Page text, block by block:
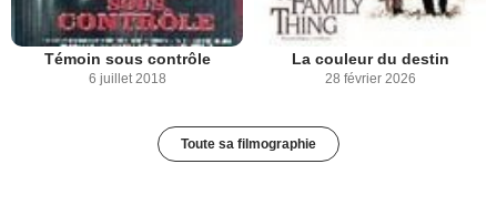
Témoin sous contrôle
6 juillet 2018
La couleur du destin
28 février 2026
Toute sa filmographie